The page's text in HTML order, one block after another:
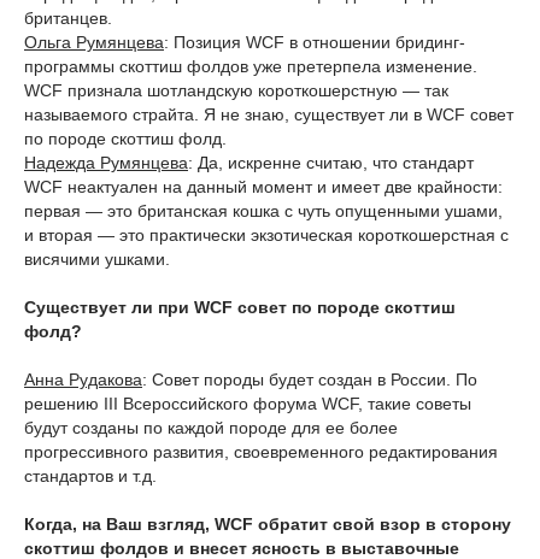
британцев.
Ольга Румянцева: Позиция WCF в отношении бридинг-
программы скоттиш фолдов уже претерпела изменение.
WCF признала шотландскую короткошерстную — так
называемого страйта. Я не знаю, существует ли в WCF совет
по породе скоттиш фолд.
Надежда Румянцева: Да, искренне считаю, что стандарт
WCF неактуален на данный момент и имеет две крайности:
первая — это британская кошка с чуть опущенными ушами,
и вторая — это практически экзотическая короткошерстная с
висячими ушками.
Существует ли при WCF совет по породе скоттиш
фолд?
Анна Рудакова: Совет породы будет создан в России. По
решению III Всероссийского форума WCF, такие советы
будут созданы по каждой породе для ее более
прогрессивного развития, своевременного редактирования
стандартов и т.д.
Когда, на Ваш взгляд, WCF обратит свой взор в сторону
скоттиш фолдов и внесет ясность в выставочные